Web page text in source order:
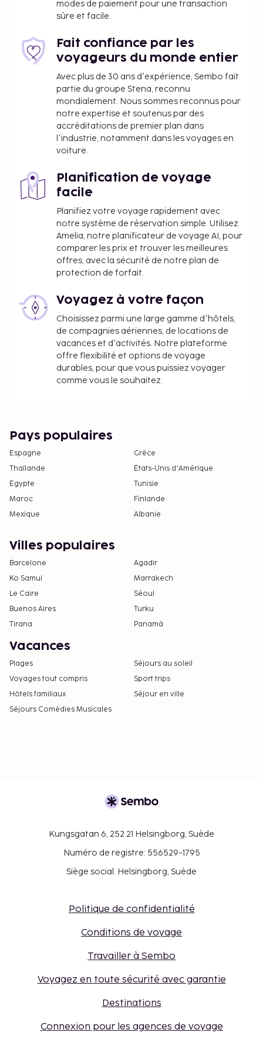
parking avec voiturier est disponible dans l'enceinte
restaurant et comblez tous vos petits creux en
profitant du service d'étage (horaires limités)
proposé par cet hôtel.
modes de paiement pour une transaction
sûre et facile.
Fait confiance par les
voyageurs du monde entier
Avec plus de 30 ans d'expérience, Sembo fait
partie du groupe Stena, reconnu
mondialement. Nous sommes reconnus pour
notre expertise et soutenus par des
accréditations de premier plan dans
l'industrie, notamment dans les voyages en
voiture.
Planification de voyage
facile
Planifiez votre voyage rapidement avec
notre système de réservation simple. Utilisez
Amelia, notre planificateur de voyage AI, pour
comparer les prix et trouver les meilleures
offres, avec la sécurité de notre plan de
protection de forfait.
Voyagez à votre façon
Choisissez parmi une large gamme d'hôtels,
de compagnies aériennes, de locations de
vacances et d'activités. Notre plateforme
offre flexibilité et options de voyage
durables, pour que vous puissiez voyager
comme vous le souhaitez.
Pays populaires
Espagne
Grèce
Thaïlande
États-Unis d'Amérique
Égypte
Tunisie
Maroc
Finlande
Mexique
Albanie
Villes populaires
Barcelone
Agadir
Ko Samui
Marrakech
Le Caire
Séoul
Buenos Aires
Turku
Tirana
Panamá
Vacances
Plages
Séjours au soleil
Voyages tout compris
Sport trips
Hôtels familiaux
Séjour en ville
Séjours Comédies Musicales
Kungsgatan 6, 252 21 Helsingborg, Suède
Numéro de registre: 556529-1795
Siège social: Helsingborg, Suède
Politique de confidentialité
Conditions de voyage
Travailler à Sembo
Voyagez en toute sécurité avec garantie
Destinations
Connexion pour les agences de voyage